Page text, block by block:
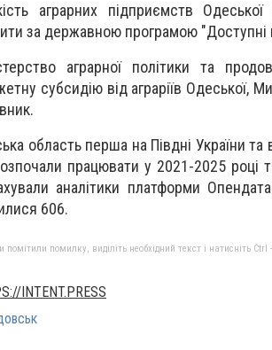
аграрних підприємств
за державною програмою
аграрної політики та
субсидію від аграріїв Одеської,
область перша на Півдні України та
працювати у 2021-2025 році
аналітики платформи
606.
помітили помилку, виділіть необхідний текст і натисніть
INTENT.PRESS